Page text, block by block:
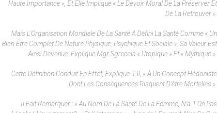
Haute Importance », Et Elle Implique « Le Devoir Moral De La Préserver Et
De La Retrouver ».
Mais L'Organisation Mondiale De La Santé A Défini La Santé Comme « Un
Bien-Être Complet De Nature Physique, Psychique Et Sociale », Sa Valeur Est
Ainsi Devenue, Explique Mgr Sgreccia « Utopique » Et « Mythique ».
Cette Définition Conduit En Effet, Explique-T-Il, « À Un Concept Hédoniste
Dont Les Conséquences Risquent D'être Mortelles ».
Il Fait Remarquer : « Au Nom De La Santé De La Femme, N'a-T-On Pas